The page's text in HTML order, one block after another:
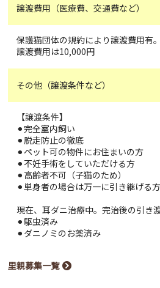
譲渡費用（医療費、交通費など）
保護猫団体の規約により譲渡費用有。
譲渡費用は10,000円
その他（譲渡条件など）
【譲渡条件】
⚫︎完全室内飼い
⚫︎脱走防止の徹底
⚫︎ペット可の物件にお住まいの方
⚫︎不妊手術をしていただける方
⚫︎高齢者不可（子猫のため）
⚫︎単身者の場合は万一に引き継げる
現在、耳ダニ治療中。完治後の引き渡
⚫︎駆虫済み
⚫︎ダニノミのお薬済み
里親募集一覧